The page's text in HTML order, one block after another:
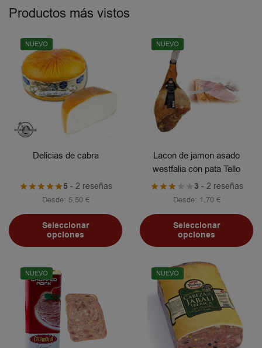
Productos más vistos
NUEVO
Delicias de cabra
5- 2 reseñas
Desde: 5,50 €
Seleccionar
opciones
NUEVO
Lacon de jamon asado
westfalia con pata Tello
3 - 2 reseñas
Desde: 1,70 €
Seleccionar
opciones
NUEVO NUEVO